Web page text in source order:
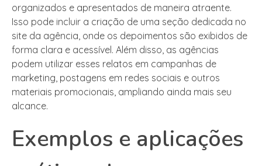
organizados e apresentados de maneira atraente.
Isso pode incluir a criação de uma seção dedicada no
site da agência, onde os depoimentos são exibidos de
forma clara e acessível. Além disso, as agências
podem utilizar esses relatos em campanhas de
marketing, postagens em redes sociais e outros
materiais promocionais, ampliando ainda mais seu
alcance.
Exemplos e aplicações